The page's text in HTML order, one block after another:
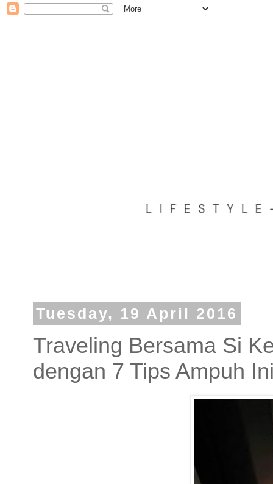
Tuesday, 19 April 2016
Traveling Bersama Si
dengan 7 Tips Ampuh